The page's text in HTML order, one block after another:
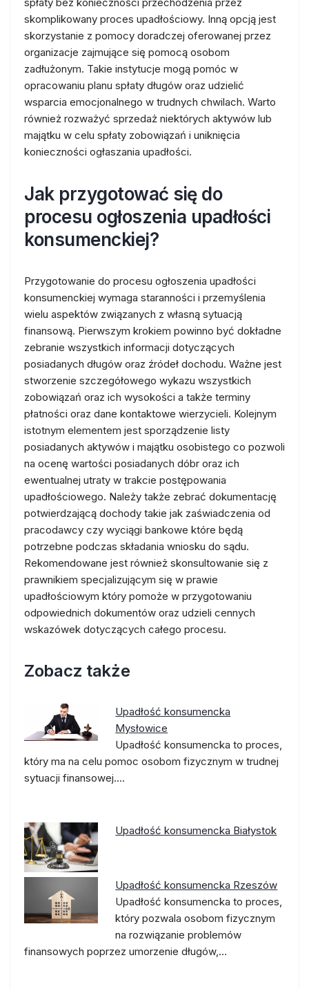
skomplikowany proces upadłościowy. Inną opcją jest
skorzystanie z pomocy doradczej oferowanej przez
organizacje zajmujące się pomocą osobom
zadłużonym. Takie instytucje mogą pomóc w
opracowaniu planu spłaty długów oraz udzielić
wsparcia emocjonalnego w trudnych chwilach. Warto
również rozważyć sprzedaż niektórych aktywów lub
majątku w celu spłaty zobowiązań i uniknięcia
konieczności ogłaszania upadłości.
Jak przygotować się do
procesu ogłoszenia upadłości
konsumenckiej?
Przygotowanie do procesu ogłoszenia upadłości
konsumenckiej wymaga staranności i przemyślenia
wielu aspektów związanych z własną sytuacją
finansową. Pierwszym krokiem powinno być dokładne
zebranie wszystkich informacji dotyczących
posiadanych długów oraz źródeł dochodu. Ważne jest
stworzenie szczegółowego wykazu wszystkich
zobowiązań oraz ich wysokości a także terminy
płatności oraz dane kontaktowe wierzycieli. Kolejnym
istotnym elementem jest sporządzenie listy
posiadanych aktywów i majątku osobistego co pozwoli
na ocenę wartości posiadanych dóbr oraz ich
ewentualnej utraty w trakcie postępowania
upadłościowego. Należy także zebrać dokumentację
potwierdzającą dochody takie jak zaświadczenia od
pracodawcy czy wyciągi bankowe które będą
potrzebne podczas składania wniosku do sądu.
Rekomendowane jest również skonsultowanie się z
prawnikiem specjalizującym się w prawie
upadłościowym który pomoże w przygotowaniu
odpowiednich dokumentów oraz udzieli cennych
wskazówek dotyczących całego procesu.
Zobacz także
Upadłość konsumencka
Mysłowice
Upadłość konsumencka to proces,
który ma na celu pomoc osobom fizycznym w trudnej
sytuacji finansowej.…
Upadłość konsumencka Białystok
Upadłość konsumencka Rzeszów
Upadłość konsumencka to proces,
który pozwala osobom fizycznym
na rozwiązanie problemów
finansowych poprzez umorzenie długów,…